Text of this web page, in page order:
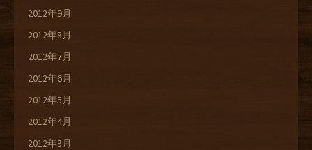
2012年9月
2012年8月
2012年7月
2012年6月
2012年5月
2012年4月
2012年3月